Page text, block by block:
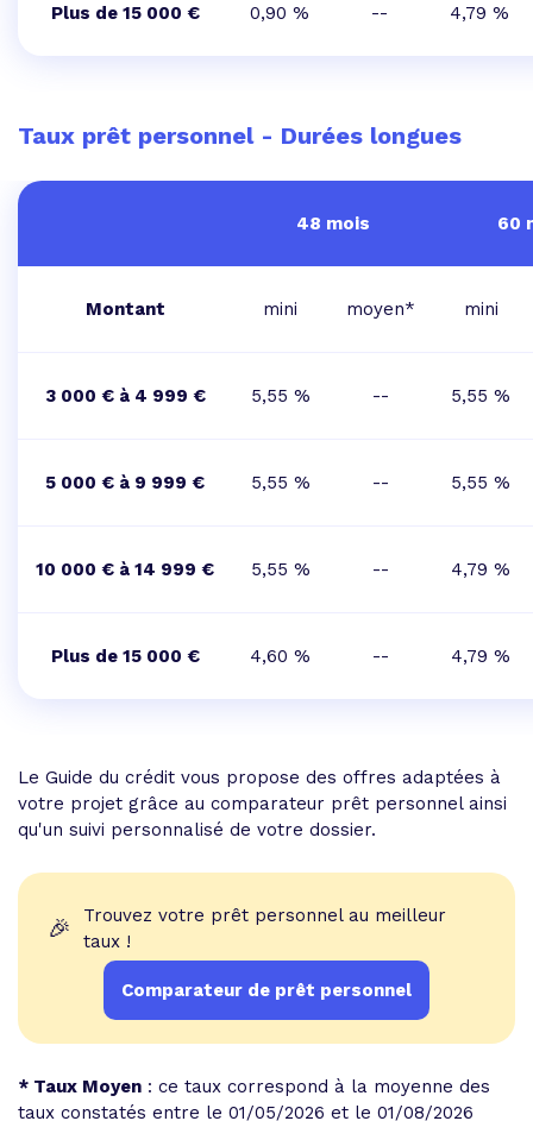
Plus de 15 000 € 0,90 % -- 4,79 %
Taux prêt personnel - Durées longues
48 mois 60
Montant mini moyen* mini
3 000 € à 4 999 € 5,55 % -- 5,55 %
5 000 € à 9 999 € 5,55 % -- 5,55 %
10 000 € à 14 999 € 5,55 % -- 4,79 %
Plus de 15 000 € 4,60 % -- 4,79 %
Le Guide du crédit vous propose des offres adaptées à
votre projet grâce au comparateur prêt personnel ainsi
qu'un suivi personnalisé de votre dossier.
🎉
Trouvez votre prêt personnel au meilleur
taux !
Comparateur de prêt personnel
* Taux Moyen : ce taux correspond à la moyenne des
taux constatés entre le 01/05/2026 et le 01/08/2026